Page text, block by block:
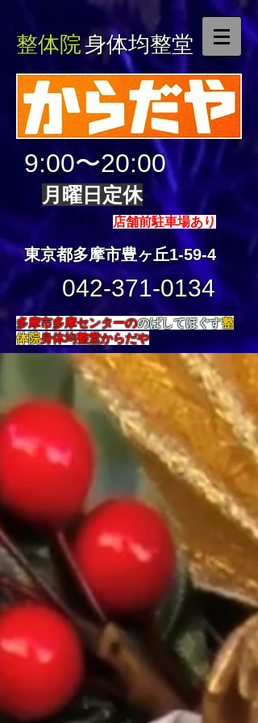
整体院身体均整堂
9:00〜20:00
月曜日定休
店舗前駐車場あり
東京都多摩市豊ヶ丘1-59-4
042-371-0134
多摩市多摩センターののばしてほぐす整
体院身体均整堂からだや